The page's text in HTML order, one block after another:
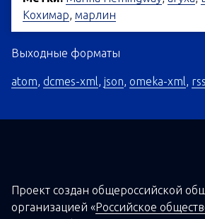
Кохимар, марлин
Выходные форматы
atom, dcmes-xml, json, omeka-xml,
Проект создан общероссийской
организацией «Российское